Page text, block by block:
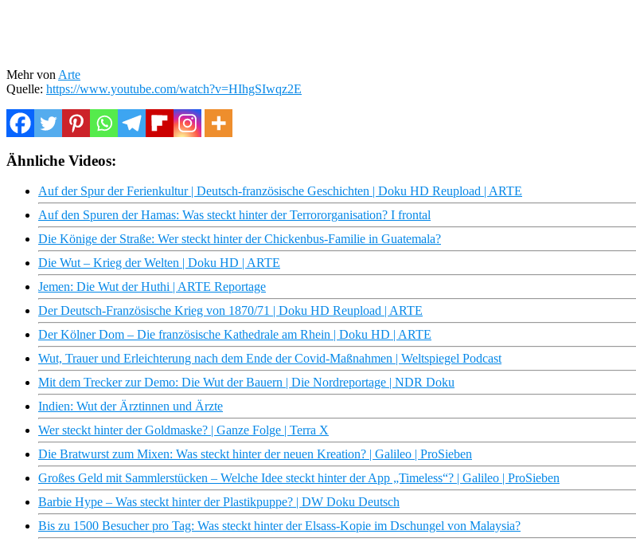
Mehr von Arte
Quelle: https://www.youtube.com/watch?v=HIhgSIwqz2E
Ähnliche Videos:
Auf der Spur der Ferienkultur | Deutsch-französische Geschichten | Doku HD Reupload | ARTE
Auf den Spuren der Hamas: Was steckt hinter der Terrororganisation? I frontal
Die Könige der Straße: Wer steckt hinter der Chickenbus-Familie in Guatemala?
Die Wut – Krieg der Welten | Doku HD | ARTE
Jemen: Die Wut der Huthi | ARTE Reportage
Der Deutsch-Französische Krieg von 1870/71 | Doku HD Reupload | ARTE
Der Kölner Dom – Die französische Kathedrale am Rhein | Doku HD | ARTE
Wut, Trauer und Erleichterung nach dem Ende der Covid-Maßnahmen | Weltspiegel Podcast
Mit dem Trecker zur Demo: Die Wut der Bauern | Die Nordreportage | NDR Doku
Indien: Wut der Ärztinnen und Ärzte
Wer steckt hinter der Goldmaske? | Ganze Folge | Terra X
Die Bratwurst zum Mixen: Was steckt hinter der neuen Kreation? | Galileo | ProSieben
Großes Geld mit Sammlerstücken – Welche Idee steckt hinter der App „Timeless“? | Galileo | ProSieben
Barbie Hype – Was steckt hinter der Plastikpuppe? | DW Doku Deutsch
Bis zu 1500 Besucher pro Tag: Was steckt hinter der Elsass-Kopie im Dschungel von Malaysia?